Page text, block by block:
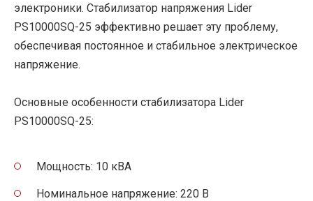
электроники. Стабилизатор напряжения Lider
PS10000SQ-25 эффективно решает эту проблему,
обеспечивая постоянное и стабильное электрическое
напряжение.
Основные особенности стабилизатора Lider
PS10000SQ-25:
Мощность: 10 кВА
Номинальное напряжение: 220 В